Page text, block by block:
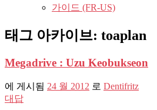
가이드 (FR-US)
태그 아카이브: toaplan
Megadrive : Uzu Keobukseon
에 게시됨 24 월 2012 로 Dentifritz
대답